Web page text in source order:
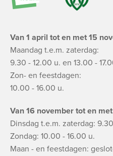
Van 1 april tot en met 15
Maandag t.e.m. zaterdag:
9.30 - 12.00 u. en 13.00 -
Zon- en feestdagen:
10.00 - 16.00 u.
Van 16 november tot en
Dinsdag t.e.m. zaterdag:
Zondag: 10.00 - 16.00 u.
Maan - en feestdagen: